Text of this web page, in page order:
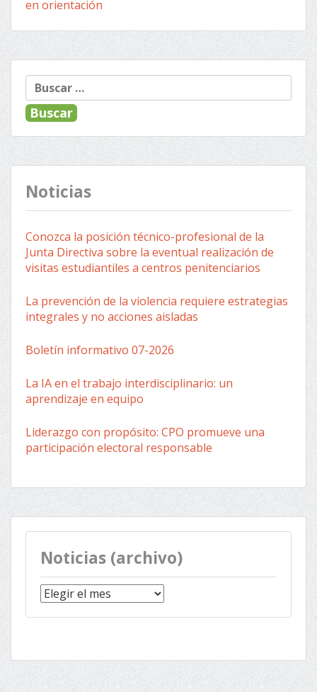
en orientación
Navegación
de
entradas
Noticias
Conozca la posición técnico-profesional de la
Junta Directiva sobre la eventual realización de
visitas estudiantiles a centros penitenciarios
La prevención de la violencia requiere estrategias
integrales y no acciones aisladas
Boletín informativo 07-2026
La IA en el trabajo interdisciplinario: un
aprendizaje en equipo
Liderazgo con propósito: CPO promueve una
participación electoral responsable
Noticias (archivo)
Noticias
(archivo)